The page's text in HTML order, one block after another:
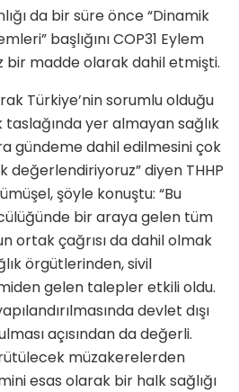
da bir süre önce “Dinamik
başlığını COP31 Eylem
bir madde olarak dahil etmişti.
Türkiye’nin sorumlu olduğu
taslağında yer almayan sağlık
gündeme dahil edilmesini çok
değerlendiriyoruz” diyen THHP
şöyle konuştu: “Bu
bir araya gelen tüm
ortak çağrısı da dahil olmak
örgütlerinden, sivil
gelen talepler etkili oldu.
devlet dışı
açısından da değerli.
müzakerelerden
esas olarak bir halk sağlığı